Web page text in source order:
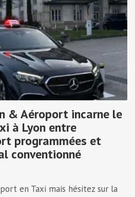
& Aéroport incarne le
à Lyon entre
programmées et
conventionné
en Taxi mais hésitez sur la